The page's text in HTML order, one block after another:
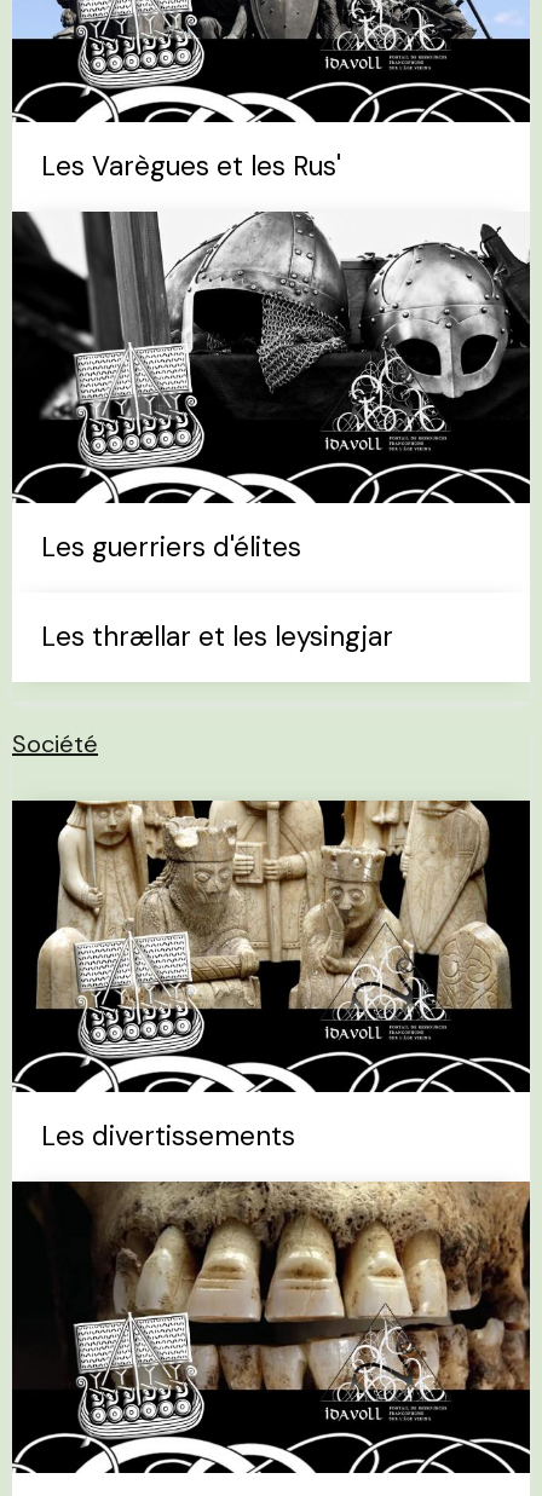
Les Varègues et les Rus'
Les guerriers d'élites
Les thrællar et les leysingjar
Société
Les divertissements